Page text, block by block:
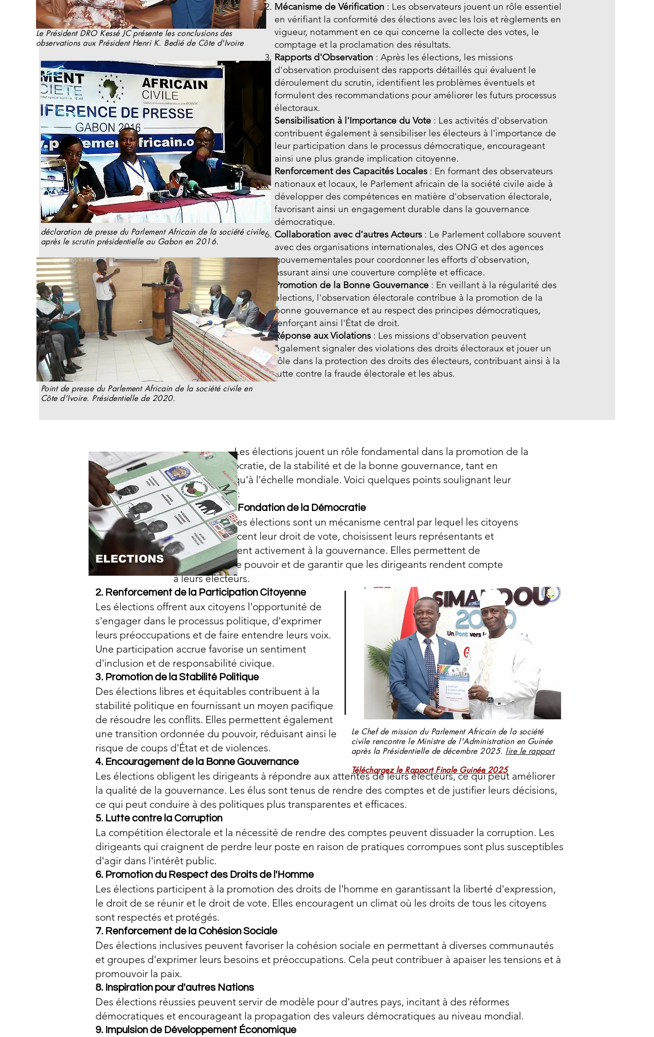
Mécanisme de Vérification : Les observateurs jouent un rôle essentiel
en vérifiant la conformité des élections avec les lois et règlements en
vigueur, notamment en ce qui concerne la collecte des votes, le
comptage et la proclamation des résultats.
Rapports d'Observation : Après les élections, les missions
d'observation produisent des rapports détaillés qui évaluent le
déroulement du scrutin, identifient les problèmes éventuels et
formulent des recommandations pour améliorer les futurs processus
électoraux.
Sensibilisation à l'Importance du Vote : Les activités d'observation
contribuent également à sensibiliser les électeurs à l'importance de
leur participation dans le processus démocratique, encourageant
ainsi une plus grande implication citoyenne.
Renforcement des Capacités Locales : En formant des observateurs
nationaux et locaux, le Parlement africain de la société civile aide à
développer des compétences en matière d'observation électorale,
favorisant ainsi un engagement durable dans la gouvernance
démocratique.
Collaboration avec d'autres Acteurs : Le Parlement collabore souvent
avec des organisations internationales, des ONG et des agences
gouvernementales pour coordonner les efforts d'observation,
assurant ainsi une couverture complète et efficace.
Promotion de la Bonne Gouvernance : En veillant à la régularité des
élections, l'observation électorale contribue à la promotion de la
bonne gouvernance et au respect des principes démocratiques,
renforçant ainsi l'État de droit.
Réponse aux Violations : Les missions d'observation peuvent
également signaler des violations des droits électoraux et jouer un
rôle dans la protection des droits des électeurs, contribuant ainsi à la
lutte contre la fraude électorale et les abus.
Le Président DRO Kessé JC présente les conclusions des
observations aux Président Henri K. Bedié de Côte d'Ivoire
déclaration de presse du Parlement Africain de la société civile
après le scrutin présidentielle au Gabon en 2016.
Point de presse du Parlement Africain de la société civile en
Côte d'Ivoire. Présidentielle de 2020.
Les élections jouent un rôle fondamental dans la promotion de la
démocratie, de la stabilité et de la bonne gouvernance, tant en
Afrique qu'à l'échelle mondiale. Voici quelques points soulignant leur
importance :
1. Fondation de la Démocratie
Les élections sont un mécanisme central par lequel les citoyens
exercent leur droit de vote, choisissent leurs représentants et
participent activement à la gouvernance. Elles permettent de
légitimer le pouvoir et de garantir que les dirigeants rendent compte
à leurs électeurs.
2. Renforcement de la Participation Citoyenne
Les élections offrent aux citoyens l'opportunité de
s'engager dans le processus politique, d'exprimer
leurs préoccupations et de faire entendre leurs voix.
Une participation accrue favorise un sentiment
d'inclusion et de responsabilité civique.
3. Promotion de la Stabilité Politique
Des élections libres et équitables contribuent à la
stabilité politique en fournissant un moyen pacifique
de résoudre les conflits. Elles permettent également
une transition ordonnée du pouvoir, réduisant ainsi le
risque de coups d'État et de violences.
4. Encouragement de la Bonne Gouvernance
Les élections obligent les dirigeants à répondre aux attentes de leurs électeurs, ce qui peut améliorer
la qualité de la gouvernance. Les élus sont tenus de rendre des comptes et de justifier leurs décisions,
ce qui peut conduire à des politiques plus transparentes et efficaces.
5. Lutte contre la Corruption
La compétition électorale et la nécessité de rendre des comptes peuvent dissuader la corruption. Les
dirigeants qui craignent de perdre leur poste en raison de pratiques corrompues sont plus susceptibles
d'agir dans l'intérêt public.
6. Promotion du Respect des Droits de l'Homme
Les élections participent à la promotion des droits de l'homme en garantissant la liberté d'expression,
le droit de se réunir et le droit de vote. Elles encouragent un climat où les droits de tous les citoyens
sont respectés et protégés.
7. Renforcement de la Cohésion Sociale
Des élections inclusives peuvent favoriser la cohésion sociale en permettant à diverses communautés
et groupes d'exprimer leurs besoins et préoccupations. Cela peut contribuer à apaiser les tensions et à
promouvoir la paix.
8. Inspiration pour d'autres Nations
Des élections réussies peuvent servir de modèle pour d'autres pays, incitant à des réformes
démocratiques et encourageant la propagation des valeurs démocratiques au niveau mondial.
9. Impulsion de Développement Économique
ELECTIONS
Le Chef de mission du Parlement Africain de la société
civile rencontre le Ministre de l'Administration en Guinée
après la Présidentielle de décembre 2025. lire le rapport
Téléchargez le Rapport Finale Guinée 2025